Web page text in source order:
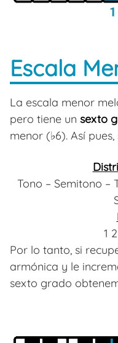
Escala
La escala menor
pero tiene un sexto
menor (♭6). Así
Tono – Semitono –
1
Por lo tanto, si
armónica y le
sexto grado